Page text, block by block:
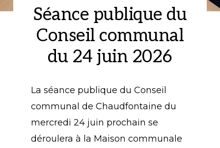
de
Séance publique du
Conseil communal
du 24 juin 2026
La séance publique du Conseil
communal de Chaudfontaine du
mercredi 24 juin prochain se
déroulera à la Maison communale